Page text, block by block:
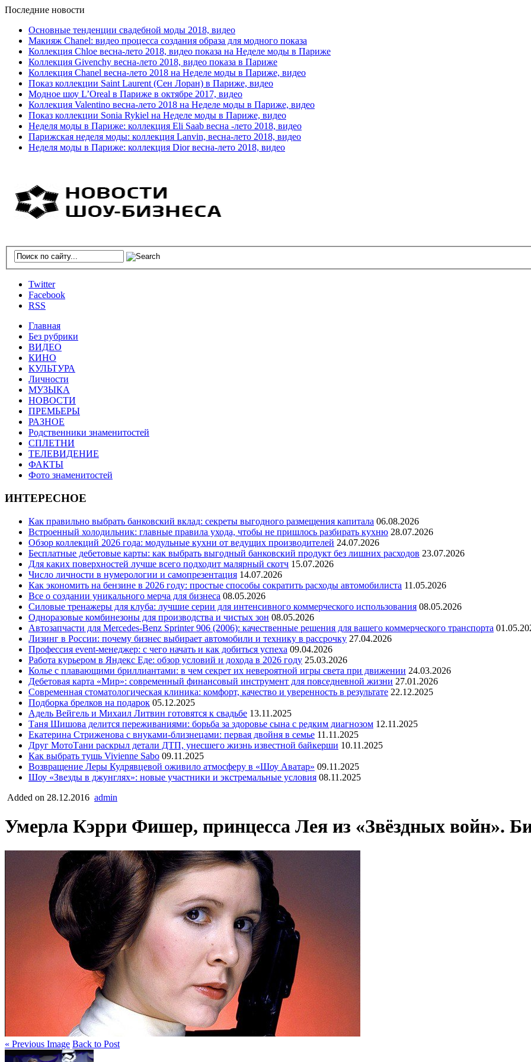
Последние новости
Основные тенденции свадебной моды 2018, видео
Макияж Chanel: видео процесса создания образа для модного показа
Коллекция Chloe весна-лето 2018, видео показа на Неделе моды в Париже
Коллекция Givenchy весна-лето 2018, видео показа в Париже
Коллекция Chanel весна-лето 2018 на Неделе моды в Париже, видео
Показ коллекции Saint Laurent (Сен Лоран) в Париже, видео
Модное шоу L’Oreal в Париже в октябре 2017, видео
Коллекция Valentino весна-лето 2018 на Неделе моды в Париже, видео
Показ коллекции Sonia Rykiel на Неделе моды в Париже, видео
Неделя моды в Париже: коллекция Eli Saab весна -лето 2018, видео
Парижская неделя моды: коллекция Lanvin, весна-лето 2018, видео
Неделя моды в Париже: коллекция Dior весна-лето 2018, видео
Twitter
Facebook
RSS
Главная
Без рубрики
ВИДЕО
КИНО
КУЛЬТУРА
Личности
МУЗЫКА
НОВОСТИ
ПРЕМЬЕРЫ
РАЗНОЕ
Родственники знаменитостей
СПЛЕТНИ
ТЕЛЕВИДЕНИЕ
ФАКТЫ
Фото знаменитостей
ИНТЕРЕСНОЕ
Как правильно выбрать банковский вклад: секреты выгодного размещения капитала 06.08.2026
Встроенный холодильник: главные правила ухода, чтобы не пришлось разбирать кухню 28.07.2026
Обзор коллекций 2026 года: модульные кухни от ведущих производителей 24.07.2026
Бесплатные дебетовые карты: как выбрать выгодный банковский продукт без лишних расходов 23.07.2026
Для каких поверхностей лучше всего подходит малярный скотч 15.07.2026
Число личности в нумерологии и самопрезентация 14.07.2026
Как экономить на бензине в 2026 году: простые способы сократить расходы автомобилиста 11.05.2026
Все о создании уникального мерча для бизнеса 08.05.2026
Силовые тренажеры для клуба: лучшие серии для интенсивного коммерческого использования 08.05.2026
Одноразовые комбинезоны для производства и чистых зон 08.05.2026
Автозапчасти для Mercedes-Benz Sprinter 906 (2006): качественные решения для вашего коммерческого транспорта
Лизинг в России: почему бизнес выбирает автомобили и технику в рассрочку 27.04.2026
Профессия event-менеджер: с чего начать и как добиться успеха 09.04.2026
Работа курьером в Яндекс Еде: обзор условий и дохода в 2026 году 25.03.2026
Колье с плавающими бриллиантами: в чем секрет их невероятной игры света при движении 24.03.2026
Дебетовая карта «Мир»: современный финансовый инструмент для повседневной жизни 27.01.2026
Современная стоматологическая клиника: комфорт, качество и уверенность в результате 22.12.2025
Подборка брелков на подарок 05.12.2025
Адель Вейгель и Михаил Литвин готовятся к свадьбе 13.11.2025
Таня Шишова делится переживаниями: борьба за здоровье сына с редким диагнозом 12.11.2025
Екатерина Стриженова с внуками-близнецами: первая двойня в семье 11.11.2025
Друг МотоТани раскрыл детали ДТП, унесшего жизнь известной байкерши 10.11.2025
Как выбрать тушь Vivienne Sabo 09.11.2025
Возвращение Леры Кудрявцевой оживило атмосферу в «Шоу Аватар» 09.11.2025
Шоу «Звезды в джунглях»: новые участники и экстремальные условия 08.11.2025
Added on 28.12.2016 admin
Умерла Кэрри Фишер, принцесса Лея из «Звёздных войн».
« Previous Image Back to Post